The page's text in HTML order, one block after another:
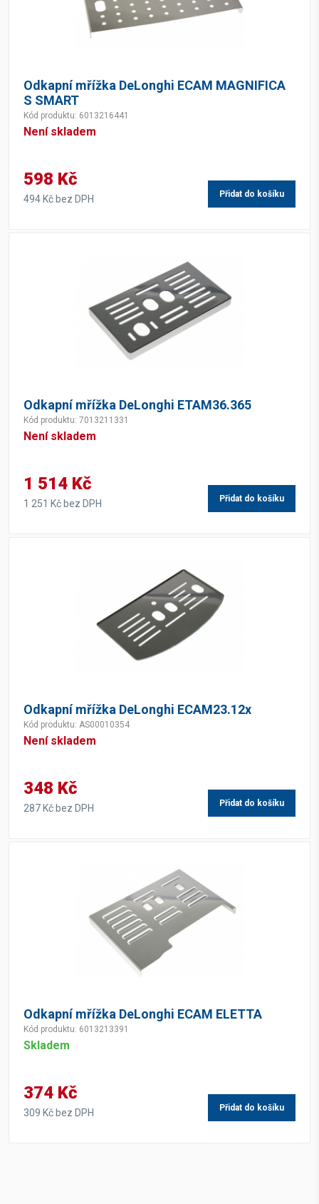
Odkapní mřížka DeLonghi ECAM MAGNIFICA
S SMART
Kód produktu: 6013216441
Není skladem
598 Kč
494 Kč bez DPH Přidat do košíku
Odkapní mřížka DeLonghi ETAM36.365
Kód produktu: 7013211331
Není skladem
1 514 Kč
1 251 Kč bez DPH Přidat do košíku
Odkapní mřížka DeLonghi ECAM23.12x
Kód produktu: AS00010354
Není skladem
348 Kč
287 Kč bez DPH Přidat do košíku
Odkapní mřížka DeLonghi ECAM ELETTA
Kód produktu: 6013213391
Skladem
374 Kč
309 Kč bez DPH Přidat do košíku